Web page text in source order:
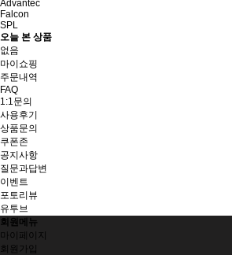
Advantec
Falcon
SPL
오늘 본 상품
없음
마이쇼핑
주문내역
FAQ
1:1문의
사용후기
상품문의
쿠폰존
공지사항
질문과답변
이벤트
포토리뷰
유투브
회원메뉴
마이페이지
회원가입